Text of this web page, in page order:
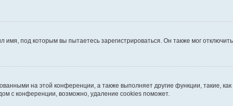
под которым вы пытаетесь зарегистрироваться. Он также мог
на этой конференции, а также выполняет другие функции, такие,
с конференции, возможно, удаление cookies поможет.